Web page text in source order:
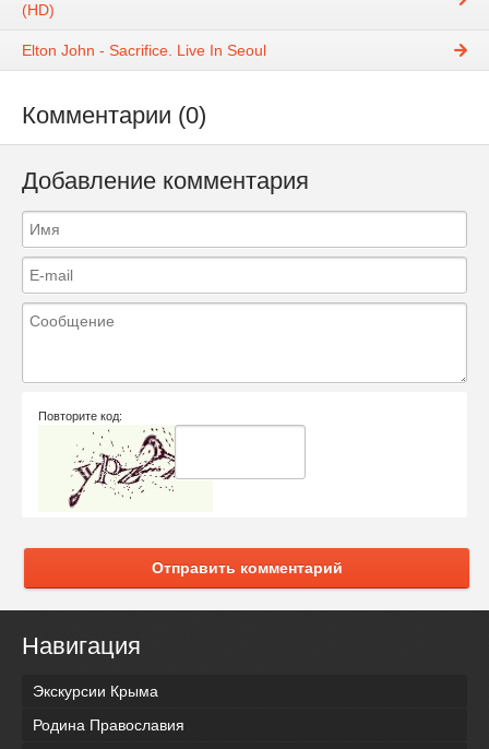
(HD)
Elton John - Sacrifice. Live In Seoul
Комментарии (0)
Добавление комментария
Повторите код:
Отправить комментарий
Навигация
Экскурсии Крыма
Родина Православия